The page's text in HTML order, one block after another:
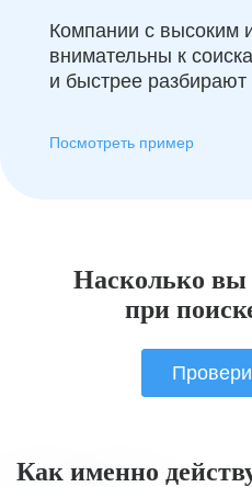
Компании с высоким
внимательны к
и быстрее разбирают
Посмотреть пример
Насколько вы
при
Как именно